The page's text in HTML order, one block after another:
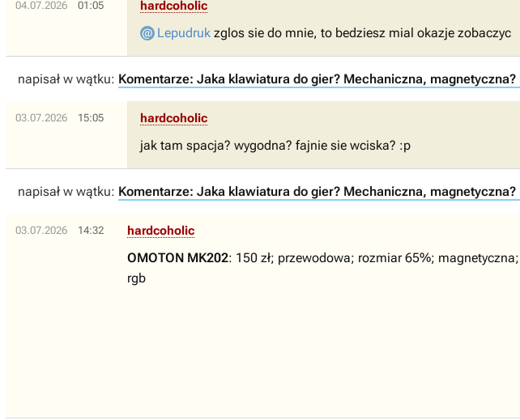
04.07.2026 01:05 hardcoholic
Lepudruk zglos sie do mnie, to bedziesz mial okazje zobaczyc
napisał w wątku: Komentarze: Jaka klawiatura do gier? Mechaniczna, magnetyczna?
03.07.2026 15:05 hardcoholic
jak tam spacja? wygodna? fajnie sie wciska? :p
napisał w wątku: Komentarze: Jaka klawiatura do gier? Mechaniczna, magnetyczna?
03.07.2026 14:32 hardcoholic
OMOTON MK202: 150 zł; przewodowa; rozmiar 65%;
rgb